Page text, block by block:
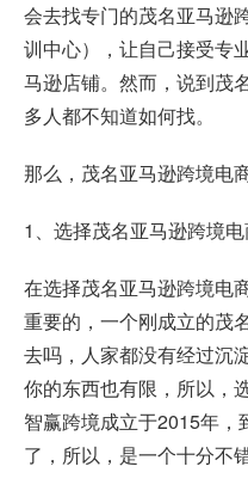
会去找专门的茂名亚马逊
训中心），让自己接受专
马逊店铺。然而，说到茂
多人都不知道如何找。
那么，茂名亚马逊跨境电
1、选择茂名亚马逊跨境
在选择茂名亚马逊跨境电
重要的，一个刚成立的茂
去吗，人家都没有经过沉
你的东西也有限，所以，
智赢跨境成立于2015年，
了，所以，是一个十分不